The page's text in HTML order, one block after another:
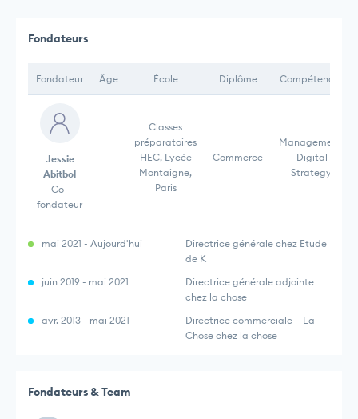
Fondateurs
Fondateur Âge École Diplôme Compétences
Jessie
Abitbol
Co-
fondateur
-
Classes
préparatoires
HEC, Lycée
Montaigne,
Paris
Commerce
Management,
Digital
Strategy,
mai 2021 - Aujourd'hui
Directrice générale chez Etude
de K
juin 2019 - mai 2021
Directrice générale adjointe
chez la chose
avr. 2013 - mai 2021
Directrice commerciale – La
Chose chez la chose
Fondateurs & Team